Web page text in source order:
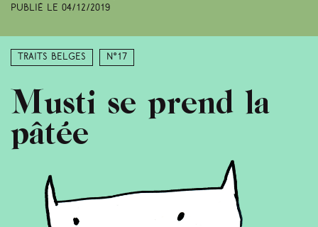
Publié le 04/12/2019
Traits belges N°17
Musti se prend la
pâtée